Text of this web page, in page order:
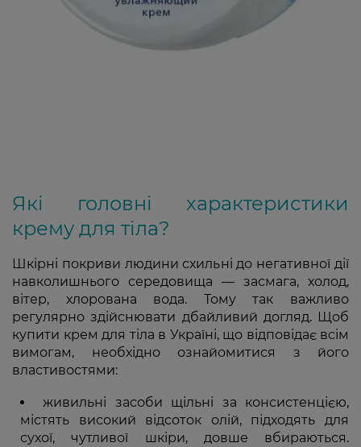
Які головні характеристики
крему для тіла?
Шкірні покриви людини схильні до негативної дії
навколишнього середовища — засмага, холод,
вітер, хлорована вода. Тому так важливо
регулярно здійснювати дбайливий догляд. Щоб
купити крем для тіла в Україні, що відповідає всім
вимогам, необхідно ознайомитися з його
властивостями:
живильні засоби щільні за консистенцією,
містять високий відсоток олій, підходять для
сухої, чутливої шкіри, довше вбираються.